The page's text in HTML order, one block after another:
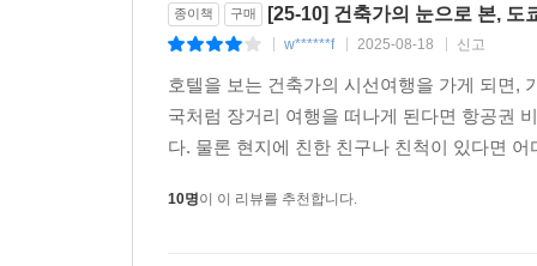
종이책 구매 [25-10] 건축가의 눈으로 본, 도
w******f 2025-08-18 신고
호텔을 보는 건축가의 시선여행을 가게 되면,
국처럼 장거리 여행을 떠나게 된다면 항공권
다. 물론 현지에 친한 친구나 친척이 있다면
10명이 이 리뷰를 추천합니다.